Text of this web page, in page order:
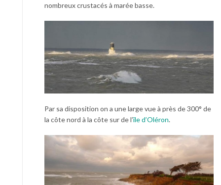
nombreux crustacés à marée basse.
Par sa disposition on a une large vue à près de 300° de
la côte nord à la côte sur de l’île d’Oléron.